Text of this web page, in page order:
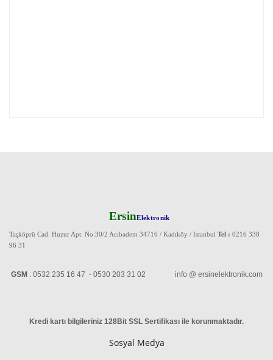
ErsinElektronik
Taşköprü Cad. Huzur Apt. No:30/2 Acıbadem 34716 / Kadıköy / Istanbul Tel : 0216 338
96 31
GSM : 0532 235 16 47 - 0530 203 31 02 info @ ersinelektronik.com
Kredi kartı bilgileriniz 128Bit SSL Sertifikası ile korunmaktadır.
Sosyal Medya